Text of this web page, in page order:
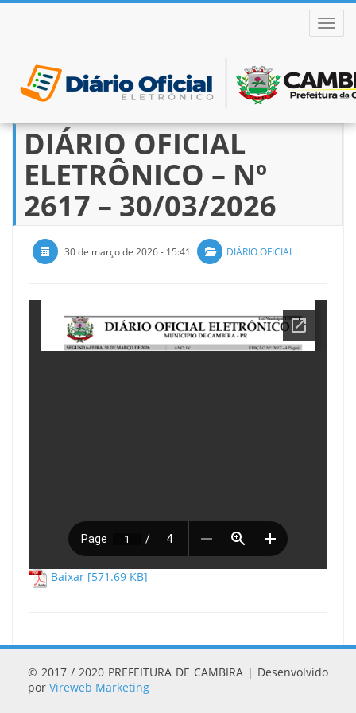
Pular
para
conteúdo
DIÁRIO OFICIAL
ELETRÔNICO – Nº
2617 – 30/03/2026
30 de março de 2026 - 15:41 DIÁRIO OFICIAL
Baixar [571.69 KB]
© 2017 / 2020 PREFEITURA DE CAMBIRA | Desenvolvido
por Vireweb Marketing